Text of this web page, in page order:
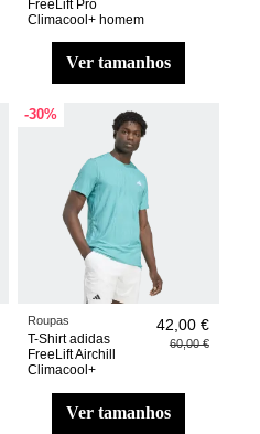
FreeLift Pro
Climacool+ homem
ver tamanhos
-30%
Roupas
T-Shirt adidas
FreeLift Airchill
Climacool+
42,00 €
60,00 €
ver tamanhos